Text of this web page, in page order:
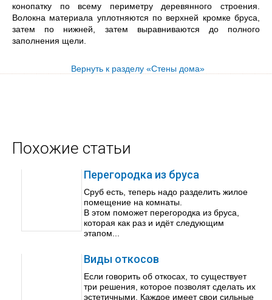
конопатку по всему периметру деревянного строения.
Волокна материала уплотняются по верхней кромке бруса,
затем по нижней, затем выравниваются до полного
заполнения щели.
Вернуть к разделу «Стены дома»
Похожие статьи
Перегородка из бруса
Сруб есть, теперь надо разделить жилое
помещение на комнаты.
В этом поможет перегородка из бруса,
которая как раз и идёт следующим
этапом...
Виды откосов
Если говорить об откосах, то существует
три решения, которое позволят сделать их
эстетичными. Каждое имеет свои сильные